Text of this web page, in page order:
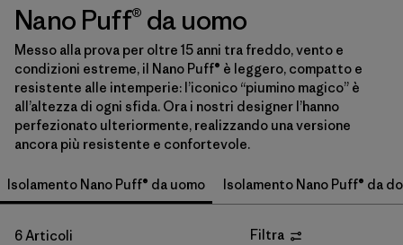
S (6)
M (6)
L (6)
XL (6)
Nano Puff® da uomo
Messo alla prova per oltre 15 anni tra freddo, vento e
condizioni estreme, il Nano Puff® è leggero, compatto e
resistente alle intemperie: l’iconico “piumino magico” è
all’altezza di ogni sfida. Ora i nostri designer l’hanno
perfezionato ulteriormente, realizzando una versione
ancora più resistente e confortevole.
Isolamento Nano Puff® da uomo Isolamento Nano Puff® da
6 Articoli Filtra